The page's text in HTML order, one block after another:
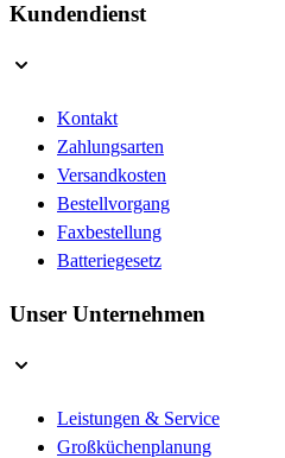
Kundendienst
Kontakt
Zahlungsarten
Versandkosten
Bestellvorgang
Faxbestellung
Batteriegesetz
Unser Unternehmen
Leistungen & Service
Großküchenplanung